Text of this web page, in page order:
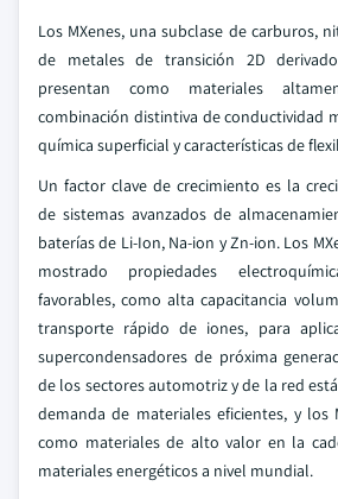
Los MXenes, una subclase de carburos,
de metales de transición 2D
presentan como materiales
combinación distintiva de conductividad
química superficial y características de
Un factor clave de crecimiento es la
de sistemas avanzados de
baterías de Li-Ion, Na-ion y Zn-ion. Los
mostrado propiedades
favorables, como alta capacitancia
transporte rápido de iones, para
supercondensadores de próxima
de los sectores automotriz y de la red
demanda de materiales eficientes, y los
como materiales de alto valor en la
materiales energéticos a nivel mundial.